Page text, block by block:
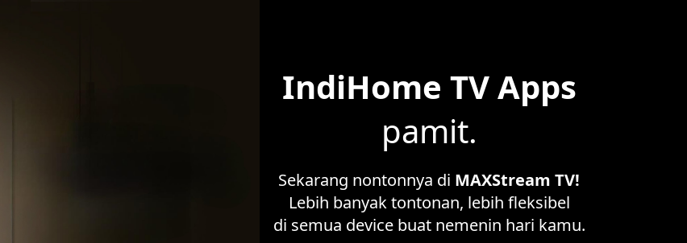
IndiHome TV Apps
pamit.
Sekarang nontonnya di MAXStream TV!
Lebih banyak tontonan, lebih fleksibel
di semua device buat nemenin hari kamu.